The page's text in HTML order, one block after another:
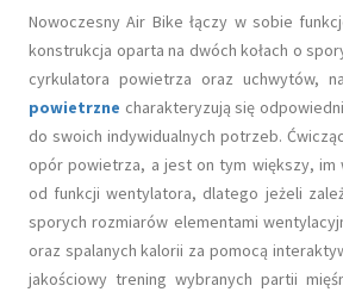
Nowoczesny Air Bike łączy w sobie
konstrukcja oparta na dwóch kołach o
cyrkulatora powietrza oraz uchwytów,
powietrzne charakteryzują się
do swoich indywidualnych potrzeb.
opór powietrza, a jest on tym większy, im
od funkcji wentylatora, dlatego jeżeli
sporych rozmiarów elementami
oraz spalanych kalorii za pomocą
jakościowy trening wybranych partii